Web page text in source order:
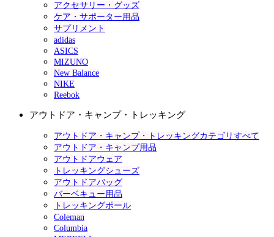
アクセサリー・グッズ
ケア・サポーター用品
サプリメント
adidas
ASICS
MIZUNO
New Balance
NIKE
Reebok
アウトドア・キャンプ・トレッキング
アウトドア・キャンプ・トレッキングカテゴリすべて
アウトドア・キャンプ用品
アウトドアウェア
トレッキングシューズ
アウトドアバッグ
バーベキュー用品
トレッキングポール
Coleman
Columbia